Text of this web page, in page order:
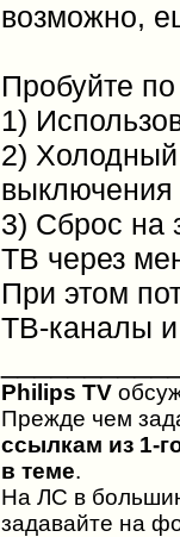
возможно,
Пробуйте
1)
2) Холодный
3) Сброс на
ТВ через
При этом
ТВ-каналы и
Philips TV
Прежде чем
ссылкам из 1-
в теме.
На ЛС в
задавайте на